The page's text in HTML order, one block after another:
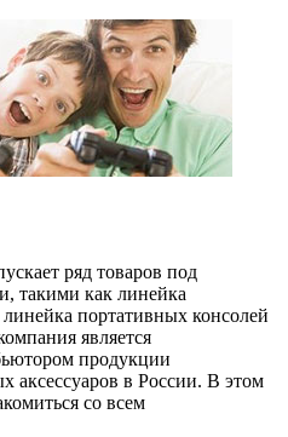
ряд товаров под
такими как линейка
портативных консолей
является
продукции
аксессуаров в России. В этом
со всем